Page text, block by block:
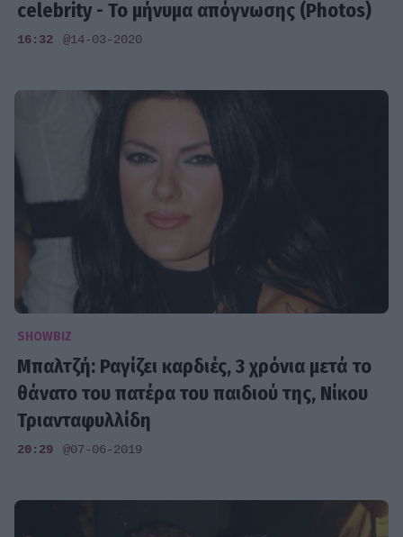
celebrity - Το μήνυμα απόγνωσης (Photos)
16:32 @14-03-2020
SHOWBIZ
Μπαλτζή: Ραγίζει καρδιές, 3 χρόνια μετά το
θάνατο του πατέρα του παιδιού της, Νίκου
Τριανταφυλλίδη
20:29 @07-06-2019